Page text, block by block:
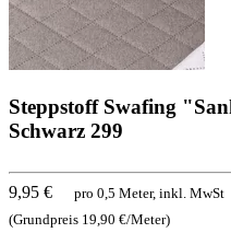
Steppstoff Swafing
Schwarz 299
9,95 €
pro 0,5 Meter, inkl. MwSt
(Grundpreis 19,90 €/Meter)